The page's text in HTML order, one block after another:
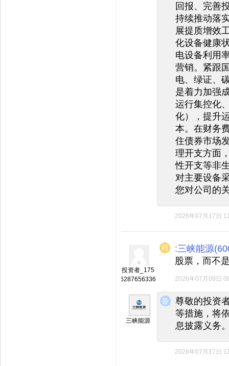
回报、完善
持续推动落
展提质增效
化设备健康
电设备利用
营销。紧跟
电、绿证、
是着力加强
运行集控化
化），提升
本。在财务
住债券市场
理开支方面
性开支等非
对主要设备
您对公司的
2026年07月17日
投资者_175
6287656336
:三峡能源
股票，而不
2026年07月09日
◆
◆
三峡能源
尊敬的投资
等措施，将
息披露义务
2026年07月17日